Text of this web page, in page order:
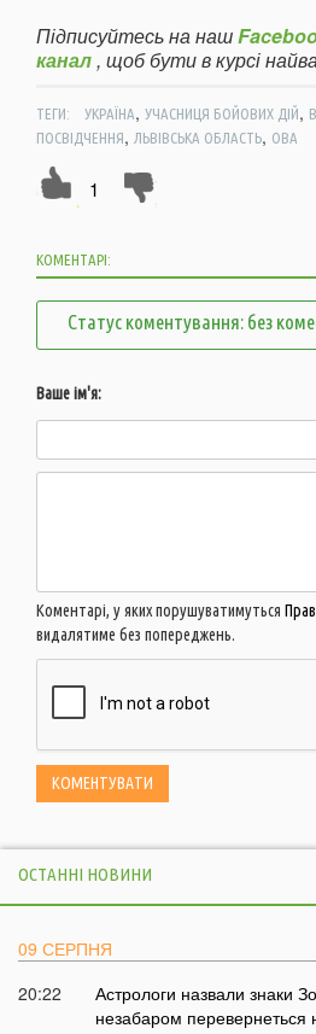
Підписуйтесь на наш
канал, щоб бути в курсі
ТЕГИ: УКРАЇНА, УЧАСНИЦЯ БОЙОВИХ ДІЙ,
ПОСВІДЧЕННЯ, ЛЬВІВСЬКА ОБЛАСТЬ, ОВА
1
КОМЕНТАРІ:
Статус коментування: без
Ваше ім'я:
Коментарі, у яких порушуватимуться
видалятиме без попереджень.
ОСТАННІ НОВИНИ
09 СЕРПНЯ
20:22
Астрологи назвали знаки
незабаром перевернеться